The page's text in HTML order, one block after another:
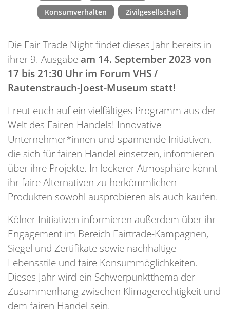
Konsumverhalten
Zivilgesellschaft
Die Fair Trade Night findet dieses Jahr bereits in
ihrer 9. Ausgabe am 14. September 2023 von
17 bis 21:30 Uhr im Forum VHS /
Rautenstrauch-Joest-Museum statt!
Freut euch auf ein vielfältiges Programm aus der
Welt des Fairen Handels! Innovative
Unternehmer*innen und spannende Initiativen,
die sich für fairen Handel einsetzen, informieren
über ihre Projekte. In lockerer Atmosphäre könnt
ihr faire Alternativen zu herkömmlichen
Produkten sowohl ausprobieren als auch kaufen.
Kölner Initiativen informieren außerdem über ihr
Engagement im Bereich Fairtrade-Kampagnen,
Siegel und Zertifikate sowie nachhaltige
Lebensstile und faire Konsummöglichkeiten.
Dieses Jahr wird ein Schwerpunktthema der
Zusammenhang zwischen Klimagerechtigkeit und
dem fairen Handel sein.